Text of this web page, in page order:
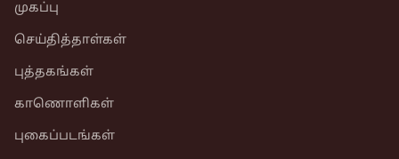
முகப்பு
செய்தித்தாள்கள்
புத்தகங்கள்
காணொளிகள்
புகைப்படங்கள்